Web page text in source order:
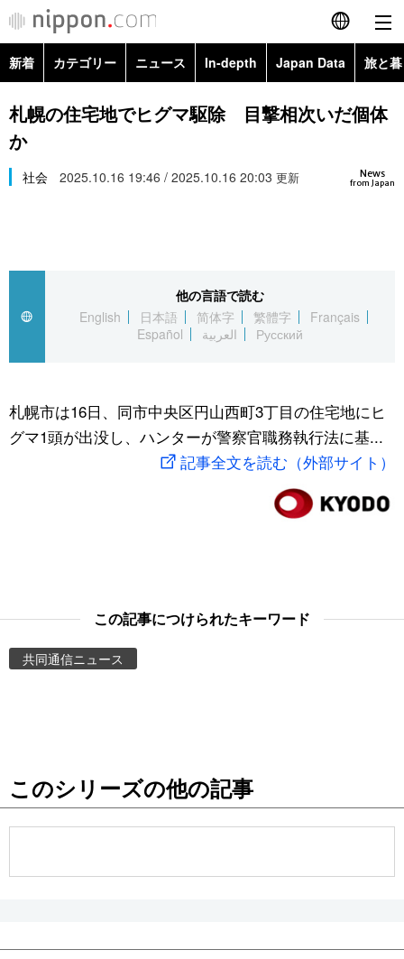
English
简体字
Русский
カテゴリー
経済・ビジネス
国際
文化
トップ
アーカイブ
In-depth
Japan Data
動画/Live
お知らせ
新着 カテゴリー ニュース In-depth Japan Data 旅と
政治・外交
経済・ビジネス
スポーツ・東京2020
Topics
札幌の住宅地でヒグマ駆除 目撃相次いだ個体
か
News
from Japan
社会 2025.10.16 19:46 / 2025.10.16 20:03 更新
他の言語で読む
English
日本語 简体字 繁體字
Français
Español
العربية Русский
札幌市は16日、同市中央区円山西町3丁目の住宅地にヒ
グマ1頭が出没し、ハンターが警察官職務執行法に基...
記事全文を読む（外部サイト）
この記事につけられたキーワード
共同通信ニュース
このシリーズの他の記事